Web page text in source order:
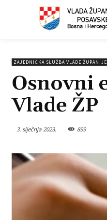
ZAJEDNIČKA SLUŽBA VLADE ŽUPANIJE
Osnovni
Vlade ŽP
3. siječnja 2023. 899